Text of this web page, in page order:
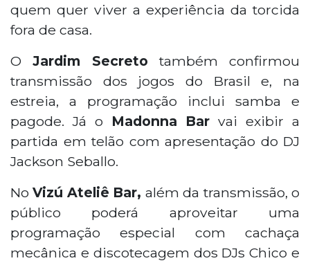
quem quer viver a experiência da torcida
fora de casa.
OJardim Secreto também confirmou
transmissão dos jogos do Brasil e, na
estreia, a programação inclui samba e
pagode. Já o Madonna Bar vai exibir a
partida em telão com apresentação do DJ
Jackson Seballo.
NoVizú Ateliê Bar, além da transmissão, o
público poderá aproveitar uma
programação especial com cachaça
mecânica e discotecagem dos DJs Chico e